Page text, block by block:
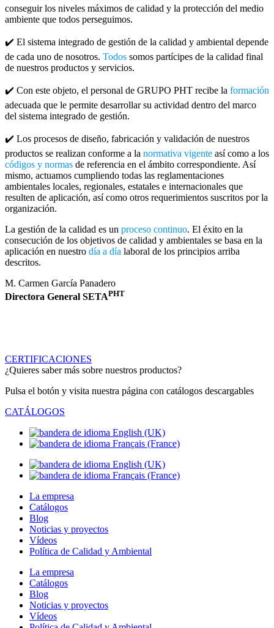
conseguir los niveles máximos de calidad y la protección del medio
ambiente que todos perseguimos.
✔️ El sistema integrado de gestión de la calidad y ambiental depende
de cada uno de nosotros. Todos somos partícipes de la calidad final
de nuestros productos y servicios.
✔️ Con este objeto, el personal de GRUPO PHT recibe la formación
adecuada que le permite desarrollar su actividad dentro del marco
del sistema integrado de gestión.
✔️ Los procesos de diseño, fabricación y validación de nuestros
productos se realizan conforme a la normativa vigente así como a los
códigos y normas de referencia en el ámbito correspondiente. Así
mismo, actuamos cumpliendo todas las reglamentaciones
ambientales locales, regionales, estatales e internacionales que
resulten de aplicación, así como otros requerimientos suscritos por la
organización.
La gestión de la calidad es un proceso continuo. El éxito en la
consecución de los objetivos de calidad y ambientales se basa en la
aplicación en nuestro día a día laboral de los principios arriba
descritos.
M. Carmen García Panadero
Directora General SETAPHT
CERTIFICACIONES
¿Quieres saber más sobre nuestros productos?
Pulsa el botón y visita nuestra página con catálogos descargables
CATÁLOGOS
La empresa
Catálogos
Blog
Noticias y proyectos
Vídeos
Política de Calidad y Ambiental
La empresa
Catálogos
Blog
Noticias y proyectos
Vídeos